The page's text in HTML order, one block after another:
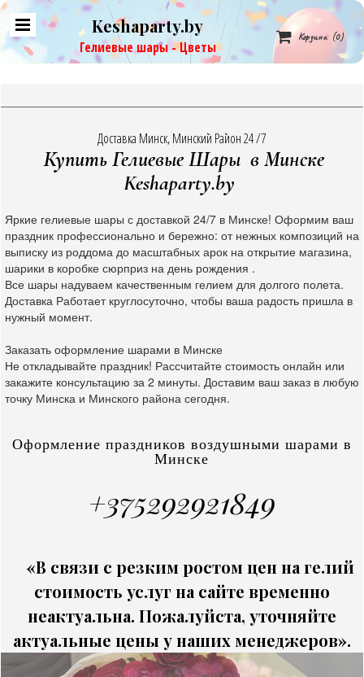
Keshaparty.by
Гелиевые шары - Цветы
 Корзина (0)
Доставка Минск, Минский Район 24 /7
Купить Гелиевые Шары в Минске
Keshaparty.by
Яркие гелиевые шары с доставкой 24/7 в Минске! Оформим ваш
праздник профессионально и бережно: от нежных композиций на
выписку из роддома до масштабных арок на открытие магазина,
шарики в коробке сюрприз на день рождения .
Все шары надуваем качественным гелием для долгого полета.
Доставка Работает круглосуточно, чтобы ваша радость пришла в
нужный момент.
Заказать оформление шарами в Минске
Не откладывайте праздник! Рассчитайте стоимость онлайн или
закажите консультацию за 2 минуты. Доставим ваш заказ в любую
точку Минска и Минского района сегодня.
Оформление праздников воздушными шарами в
Минске
+375292921849
«В связи с резким ростом цен на гелий
стоимость услуг на сайте временно
неактуальна. Пожалуйста, уточняйте
актуальные цены у наших менеджеров».